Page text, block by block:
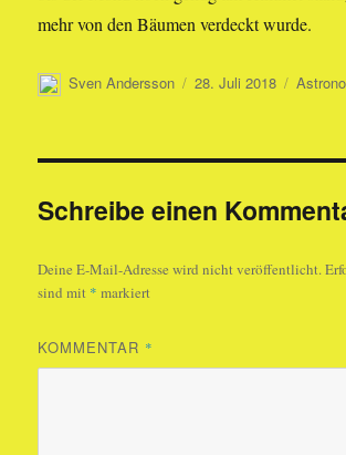
mehr von den Bäumen verdeckt wurde.
Autor
Sven Andersson
Veröffentlicht
28. Juli 2018
Schreibe einen
Deine E-Mail-Adresse wird nicht veröffentlicht.
sind mit * markiert
KOMMENTAR *